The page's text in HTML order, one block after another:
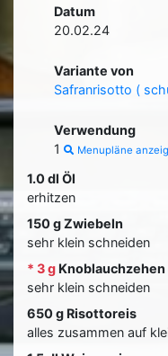
Datum
20.02.24
Variante von
Safranrisotto (
Verwendung
1
Menupläne
1.0 dl Öl
erhitzen
150 g Zwiebeln
sehr klein schneiden
* 3 g Knoblauchzehen
sehr klein schneiden
650 g Risottoreis
alles zusammen auf